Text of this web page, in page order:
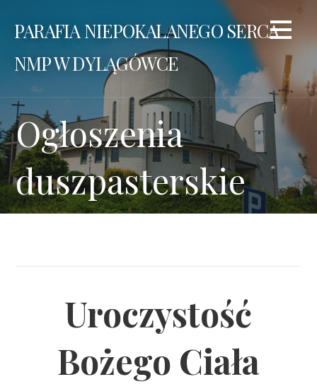
PARAFIA NIEPOKALANEGO SERCA
NMP W DYLĄGÓWCE
Ogłoszenia
duszpasterskie
Uroczystość
Bożego Ciała